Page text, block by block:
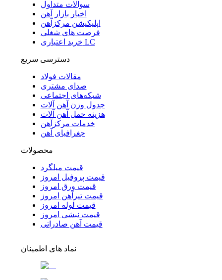
سوالات متداول
اخبار بازار آهن
اپلیکیشن مرکزآهن
فرصت های شغلی
خرید اعتباری LC
دسترسی سریع
مقالات فولاد
صدای مشتری
شبکه‌های اجتماعی
جدول وزن آهن آلات
هزینه حمل آهن آلات
خدمات مرکزآهن
جغرافیای آهن
محصولات
قیمت میلگرد
قیمت پروفیل امروز
قیمت ورق امروز
قیمت تیرآهن امروز
قیمت لوله امروز
قیمت نبشی امروز
قیمت آهن صادراتی
نماد های اطمینان